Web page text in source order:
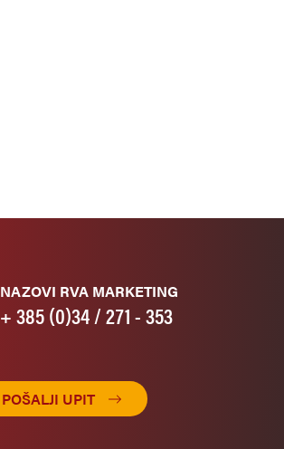
NAZOVI RVA MARKETING
+ 385 (0)34 / 271 - 353
POŠALJI UPIT